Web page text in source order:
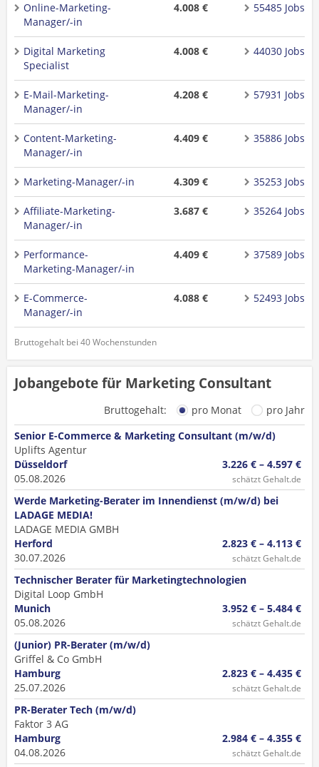
Online-Marketing-
Manager/-in
4.008 € 55485 Jobs
Digital Marketing
Specialist
4.008 € 44030 Jobs
E-Mail-Marketing-
Manager/-in
4.208 € 57931 Jobs
Content-Marketing-
Manager/-in
4.409 € 35886 Jobs
Marketing-Manager/-in 4.309 € 35253 Jobs
Affiliate-Marketing-
Manager/-in
3.687 € 35264 Jobs
Performance-
Marketing-Manager/-in
4.409 € 37589 Jobs
E-Commerce-
Manager/-in
4.088 € 52493 Jobs
Bruttogehalt bei 40 Wochenstunden
Jobangebote für Marketing Consultant
Bruttogehalt: pro Monat
pro Jahr
Senior E-Commerce & Marketing Consultant (m/w/d)
Uplifts Agentur​
Düsseldorf
05.08.2026
3.226 € – 4.597 €
schätzt Gehalt.de
Werde Marketing-Berater im Innendienst (m/w/d) bei
LADAGE MEDIA!
LADAGE MEDIA GMBH
Herford
30.07.2026
2.823 € – 4.113 €
schätzt Gehalt.de
Technischer Berater für Marketingtechnologien
Digital Loop GmbH
Munich
05.08.2026
3.952 € – 5.484 €
schätzt Gehalt.de
(Junior) PR-Berater (m/w/d)
Griffel & Co GmbH
Hamburg
25.07.2026
2.823 € – 4.435 €
schätzt Gehalt.de
PR-Berater Tech (m/w/d)
Faktor 3 AG
Hamburg
04.08.2026
2.984 € – 4.355 €
schätzt Gehalt.de